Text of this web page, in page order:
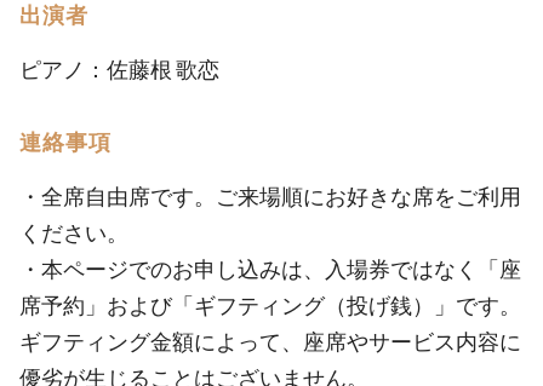
出演者
ピアノ：佐藤根 歌恋
連絡事項
・全席自由席です。ご来場順にお好きな席をご利用
ください。
・本ページでのお申し込みは、入場券ではなく「座
席予約」および「ギフティング（投げ銭）」です。
ギフティング金額によって、座席やサービス内容に
優劣が生じることはございません。